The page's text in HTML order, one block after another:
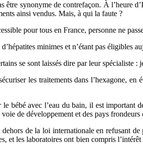
être synonyme de contrefaçon. À l’heure
ainsi vendus. Mais, à qui la faute ?
pour tous en France, personne ne
minimes et n’étant pas éligibles
se sont laissés dire par leur spécialiste
les traitements dans l’hexagone,
bébé avec l’eau du bain, il est important
de développement et des pays
dehors de la loi internationale en refusant
et les laboratoires ont bien compris